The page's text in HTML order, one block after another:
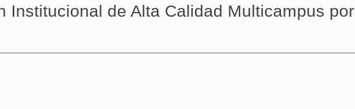
Institucional de Alta Calidad Multicampus por